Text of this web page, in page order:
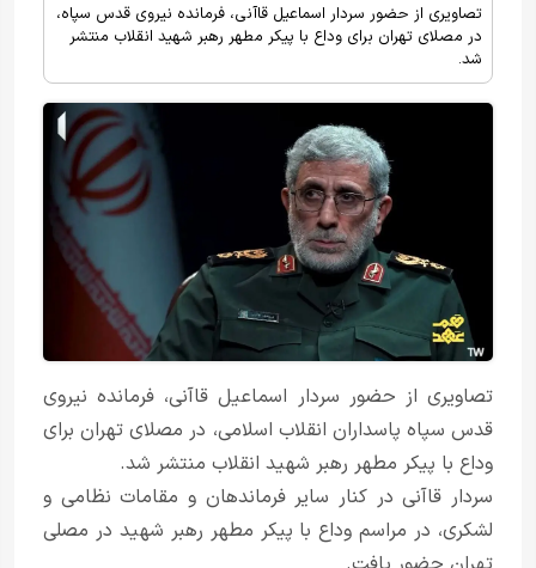
تصاویری از حضور سردار اسماعیل قاآنی، فرمانده نیروی قدس سپاه،
در مصلای تهران برای وداع با پیکر مطهر رهبر شهید انقلاب منتشر
شد.
تصاویری از حضور سردار اسماعیل قاآنی، فرمانده نیروی
قدس سپاه پاسداران انقلاب اسلامی، در مصلای تهران برای
وداع با پیکر مطهر رهبر شهید انقلاب منتشر شد.
سردار قاآنی در کنار سایر فرماندهان و مقامات نظامی و
لشکری، در مراسم وداع با پیکر مطهر رهبر شهید در مصلی